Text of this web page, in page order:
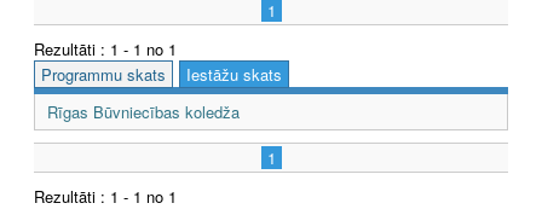
1
Rezultāti : 1 - 1 no 1
Programmu skats
Iestāžu skats
Rīgas Būvniecības koledža
1
Rezultāti : 1 - 1 no 1